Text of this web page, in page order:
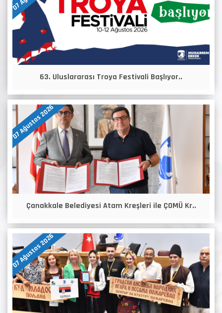
63. Uluslararası Troya Festivali Başlıyor..
07 Ağustos 2026
Çanakkale Belediyesi Atam Kreşleri ile ÇOMÜ Kr..
07 Ağustos 2026